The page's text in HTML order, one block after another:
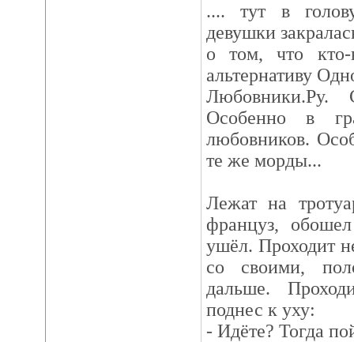
.... тут в
девушки
о том, что кто-
альтернативу
Любовники.Ру.
Особенно в
любовников.
те же морды...
Лежат на
француз,
ушёл. Проходит
со своими,
дальше.
поднес к уху:
- Идёте? Тогда